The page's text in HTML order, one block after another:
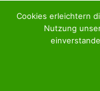
Cookies erleichtern
Nutzung